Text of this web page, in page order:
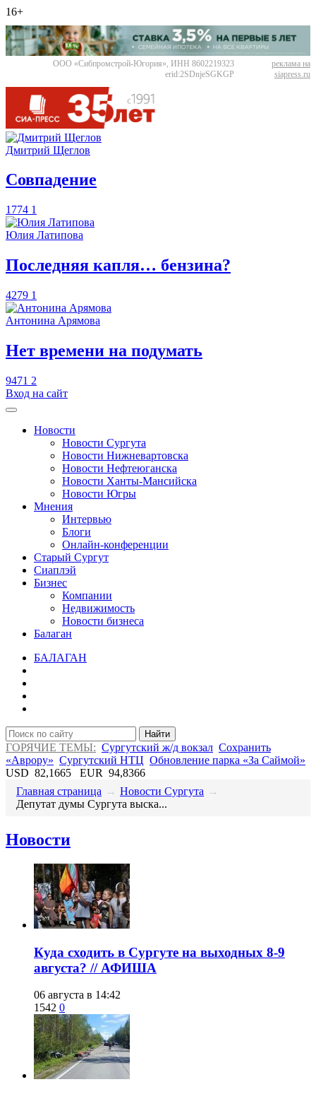
16+
ООО «Сибпромстрой-Югория», ИНН 8602219323
erid:2SDnjeSGKGP
реклама на
siapress.ru
Дмитрий Щеглов
​Совпадение
1774 1
Юлия Латипова
​Последняя капля… бензина?
4279 1
Антонина Арямова
​Нет времени на подумать
9471 2
Вход на сайт
Новости
Новости Сургута
Новости Нижневартовска
Новости Нефтеюганска
Новости Ханты-Мансийска
Новости Югры
Мнения
Интервью
Блоги
Онлайн-конференции
Старый Сургут
Сиаплэй
Бизнес
Компании
Недвижимость
Новости бизнеса
Балаган
БАЛАГАН
Найти
ГОРЯЧИЕ ТЕМЫ: Сургутский ж/д вокзал Сохранить
«Аврору» Сургутский НТЦ Обновление парка «За Саймой»
USD 82,1665 EUR 94,8366
Главная страница → Новости Сургута →
Депутат думы Сургута выска...
Новости
​Куда сходить в Сургуте на выходных 8-9
августа? // АФИША
06 августа в 14:42
1542 0